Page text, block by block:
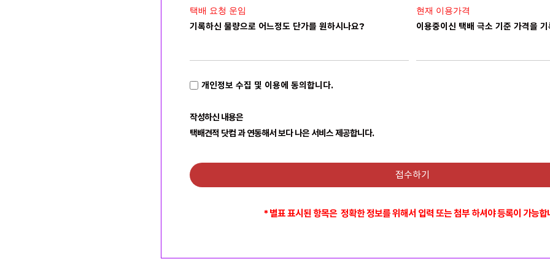
택배 요청 운임
기록하신 물량으로 어느정도 단가를 원하시나요?
현재 이용가격
이용중이신 택배 극소 기준 가격을
개인정보 수집 및 이용에 동의합니다.
작성하신 내용은
택배견적 닷컴 과 연동해서 보다 나은 서비스 제공합니다.
접수하기
* 별표 표시된 항목은 정확한 정보를 위해서 입력 또는 첨부 하셔야 등록이 가능합